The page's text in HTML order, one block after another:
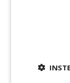
Verhart
vrijdag 7
Irado